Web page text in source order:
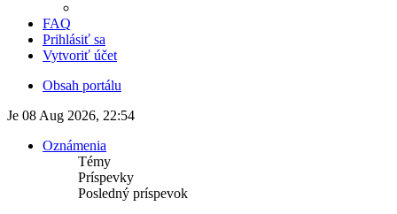
FAQ
Prihlásiť sa
Vytvoriť účet
Obsah portálu
Je 08 Aug 2026, 22:54
Oznámenia
Témy
Príspevky
Posledný príspevok